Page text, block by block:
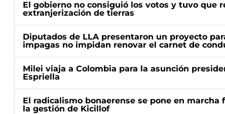
El gobierno no consiguió los votos y tuvo que
extranjerización de tierras
Diputados de LLA presentaron un proyecto
impagas no impidan renovar el carnet de
Milei viaja a Colombia para la asunción
Espriella
El radicalismo bonaerense se pone en
la gestión de Kicillof